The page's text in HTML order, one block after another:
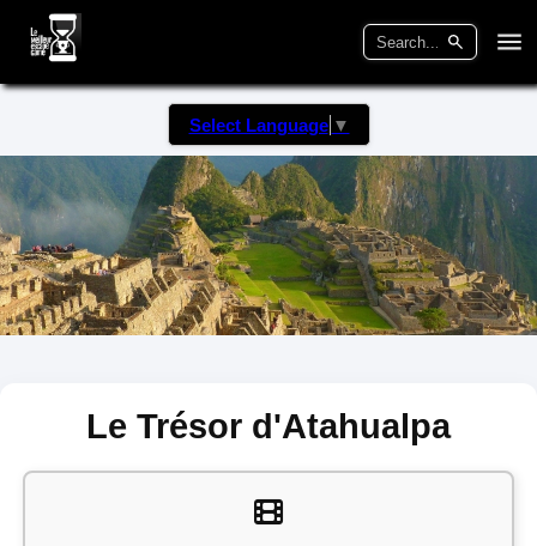
Select Language ▼
Le Trésor d'Atahualpa